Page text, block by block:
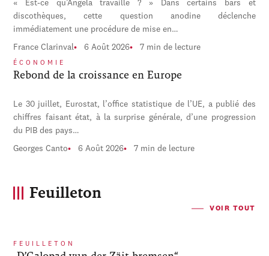
« Est-ce qu’Angela travaille ? » Dans certains bars et
discothèques, cette question anodine déclenche
immédiatement une procédure de mise en…
France Clarinval 6 Août 2026 7 min de lecture
ÉCONOMIE
Rebond de la croissance en Europe
Le 30 juillet, Eurostat, l’office statistique de l’UE, a publié des
chiffres faisant état, à la surprise générale, d’une progression
du PIB des pays…
Georges Canto 6 Août 2026 7 min de lecture
Feuilleton
VOIR TOUT
FEUILLETON